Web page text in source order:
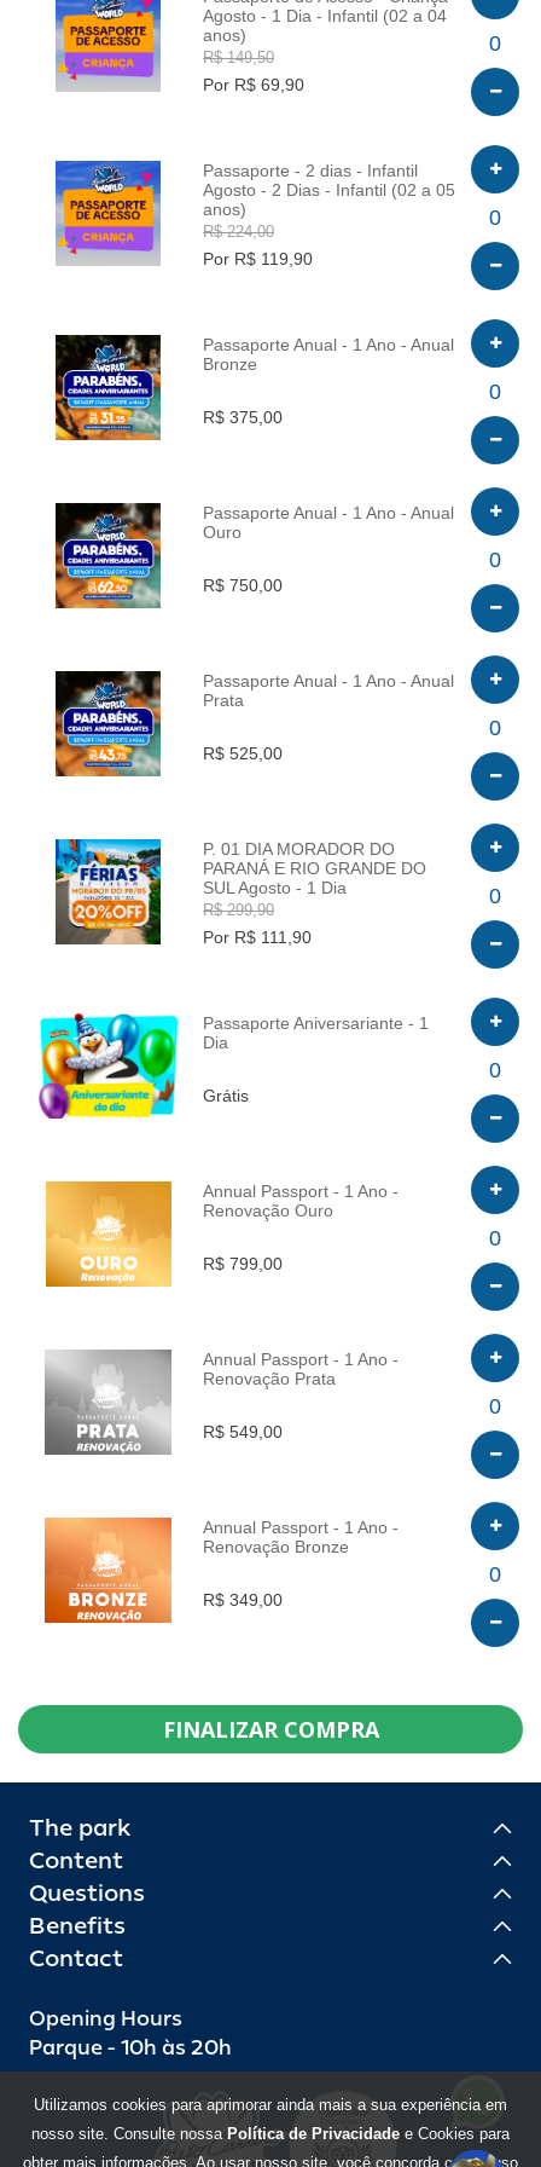
INFO
Agosto - 1 Dia - Infantil (02 a 04
anos)
R$ 149,50
Por R$ 69,90
0
INFO
Passaporte - 2 dias - Infantil
Agosto - 2 Dias - Infantil (02 a 05
anos)
R$ 224,00
Por R$ 119,90
0
INFO
Passaporte Anual - 1 Ano - Anual
Bronze
R$ 375,00
0
INFO
Passaporte Anual - 1 Ano - Anual
Ouro
R$ 750,00
0
INFO
Passaporte Anual - 1 Ano - Anual
Prata
R$ 525,00
0
INFO
P. 01 DIA MORADOR DO
PARANÁ E RIO GRANDE DO
SUL Agosto - 1 Dia
R$ 299,90
Por R$ 111,90
0
INFO
Passaporte Aniversariante - 1
Dia
Grátis
0
INFO
Annual Passport - 1 Ano -
Renovação Ouro
R$ 799,00
0
INFO
Annual Passport - 1 Ano -
Renovação Prata
R$ 549,00
0
INFO
Annual Passport - 1 Ano -
Renovação Bronze
R$ 349,00
0
FINALIZAR COMPRA
The park
Content
Questions
Benefits
Contact
Opening Hours
Parque - 10h às 20h
Utilizamos cookies para aprimorar ainda mais a sua experiência em
nosso site. Consulte nossa Política de Privacidade e Cookies para
obter mais informações. Ao usar nosso site, você concorda com o uso